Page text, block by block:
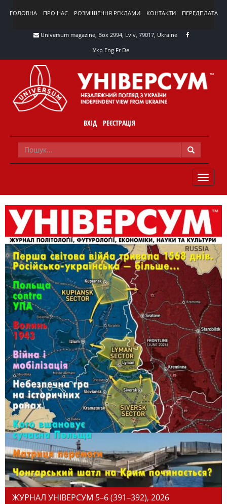
ГОЛОВНА ПРО НАС РОЗМІЩЕННЯ РЕКЛАМИ КОНТАКТИ ПЕРЕДПЛАТА
Universum magazine, Box 2994, Lviv, 79017, Ukraine
Укр Eng Fr De
ВХІД РЕЄСТРАЦІЯ
TOGGLE
ЖУРНАЛ УНІВЕРСУМ 5–6 (391–392), 2026